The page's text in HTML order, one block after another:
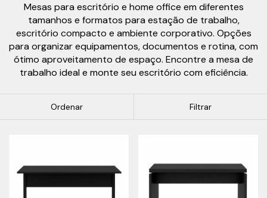
Mesas para escritório e home office em diferentes
tamanhos e formatos para estação de trabalho,
escritório compacto e ambiente corporativo. Opções
para organizar equipamentos, documentos e rotina, com
ótimo aproveitamento de espaço. Encontre a mesa de
trabalho ideal e monte seu escritório com eficiência.
Ordenar Filtrar